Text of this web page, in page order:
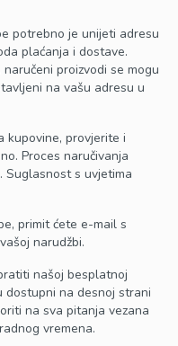
potrebno je unijeti adresu
plaćanja i dostave.
proizvodi se mogu
na vašu adresu u
kupovine, provjerite i
Proces naručivanja
Suglasnost s uvjetima
primit ćete e-mail s
narudžbi.
našoj besplatnoj
dostupni na desnoj strani
na sva pitanja vezana
vremena.